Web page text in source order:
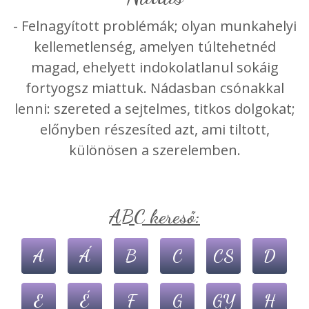
- Felnagyított problémák; olyan munkahelyi
kellemetlenség, amelyen túltehetnéd
magad, ehelyett indokolatlanul sokáig
fortyogsz miattuk. Nádasban csónakkal
lenni: szereted a sejtelmes, titkos dolgokat;
előnyben részesíted azt, ami tiltott,
különösen a szerelemben.
ABC kereső:
A Á B C CS D
E É F G GY H